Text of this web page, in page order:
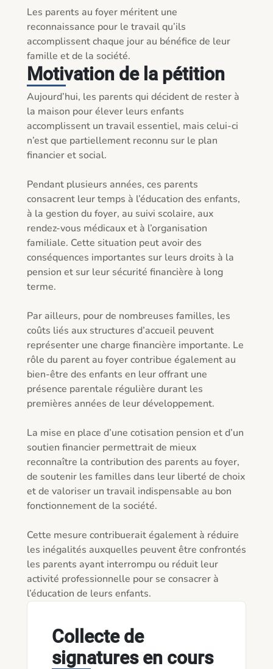
Les parents au foyer méritent une
reconnaissance pour le travail qu’ils
accomplissent chaque jour au bénéfice de leur
famille et de la société.
Motivation de la pétition
Aujourd’hui, les parents qui décident de rester à
la maison pour élever leurs enfants
accomplissent un travail essentiel, mais celui-ci
n’est que partiellement reconnu sur le plan
financier et social.
Pendant plusieurs années, ces parents
consacrent leur temps à l’éducation des enfants,
à la gestion du foyer, au suivi scolaire, aux
rendez-vous médicaux et à l’organisation
familiale. Cette situation peut avoir des
conséquences importantes sur leurs droits à la
pension et sur leur sécurité financière à long
terme.
Par ailleurs, pour de nombreuses familles, les
coûts liés aux structures d’accueil peuvent
représenter une charge financière importante. Le
rôle du parent au foyer contribue également au
bien-être des enfants en leur offrant une
présence parentale régulière durant les
premières années de leur développement.
La mise en place d’une cotisation pension et d’un
soutien financier permettrait de mieux
reconnaître la contribution des parents au foyer,
de soutenir les familles dans leur liberté de choix
et de valoriser un travail indispensable au bon
fonctionnement de la société.
Cette mesure contribuerait également à réduire
les inégalités auxquelles peuvent être confrontés
les parents ayant interrompu ou réduit leur
activité professionnelle pour se consacrer à
l’éducation de leurs enfants.
Collecte de
signatures en cours